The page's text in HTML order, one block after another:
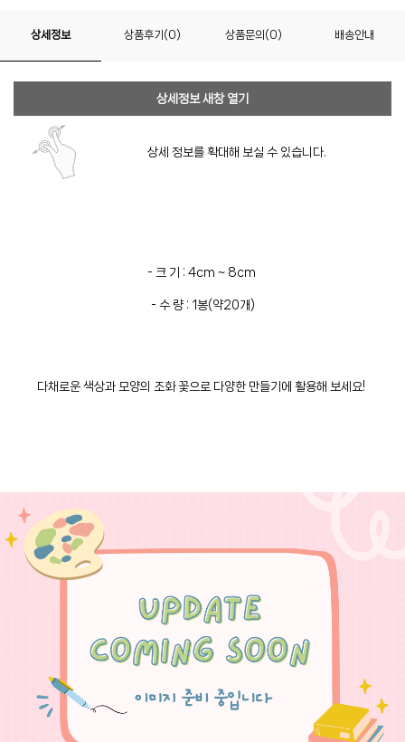
상세정보 상품후기(0) 상품문의(0) 배송안내
상세정보 새창 열기
상세 정보를 확대해 보실 수 있습니다.
- 크 기 : 4cm ~ 8cm
- 수 량 : 1봉(약20개)
다채로운 색상과 모양의 조화 꽃으로 다양한 만들기에 활용해 보세요!